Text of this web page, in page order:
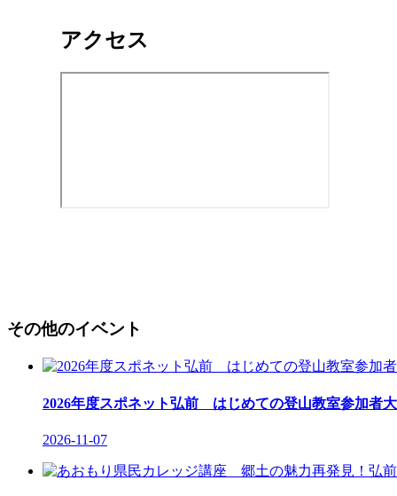
アクセス
その他のイベント
2026年度スポネット弘前 はじめての登山教室参加者大
2026-11-07